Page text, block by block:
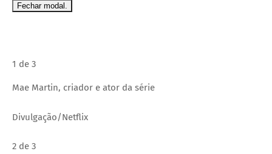
Fechar modal.
1 de 3
Mae Martin, criador e ator da série
Divulgação/Netflix
2 de 3